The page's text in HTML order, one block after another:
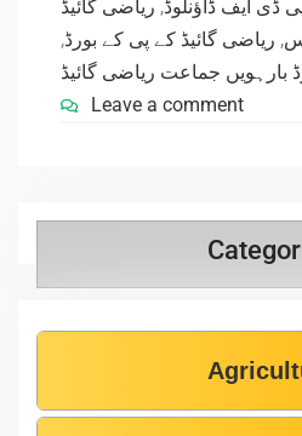
ڈی ایف ڈاؤنلوڈ, ریاضی گائیڈ
, ریاضی گائیڈ کے پی کے بورڈ,
بارہویں جماعت ریاضی گائیڈ
Leave a comment